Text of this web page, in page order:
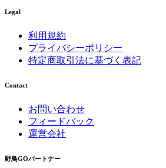
Legal
利用規約
プライバシーポリシー
特定商取引法に基づく表記
Contact
お問い合わせ
フィードバック
運営会社
野鳥GOパートナー